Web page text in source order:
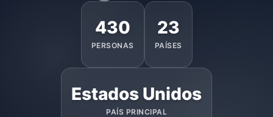
430
PERSONAS
23
PAÍSES
Estados Unidos
PAÍS PRINCIPAL